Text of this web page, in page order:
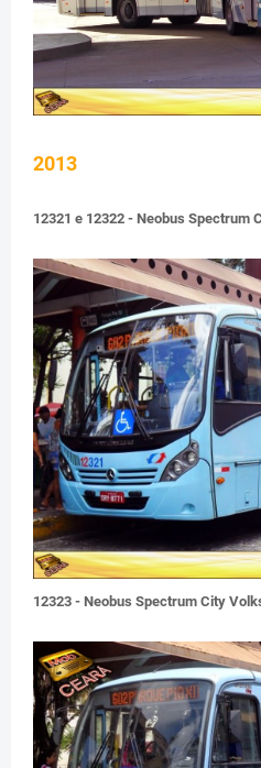
2013
12321 e 12322 - Neobus Spectrum
12323 - Neobus Spectrum City